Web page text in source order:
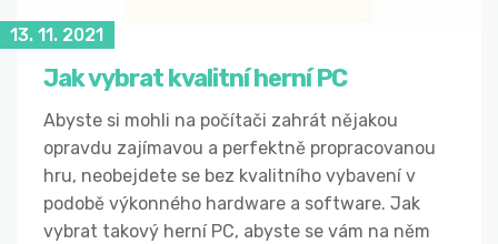
13. 11. 2021
Jak vybrat kvalitní herní PC
Abyste si mohli na počítači zahrát nějakou
opravdu zajímavou a perfektně propracovanou
hru, neobejdete se bez kvalitního vybavení v
podobě výkonného hardware a software. Jak
vybrat takový herní PC, abyste se vám na něm